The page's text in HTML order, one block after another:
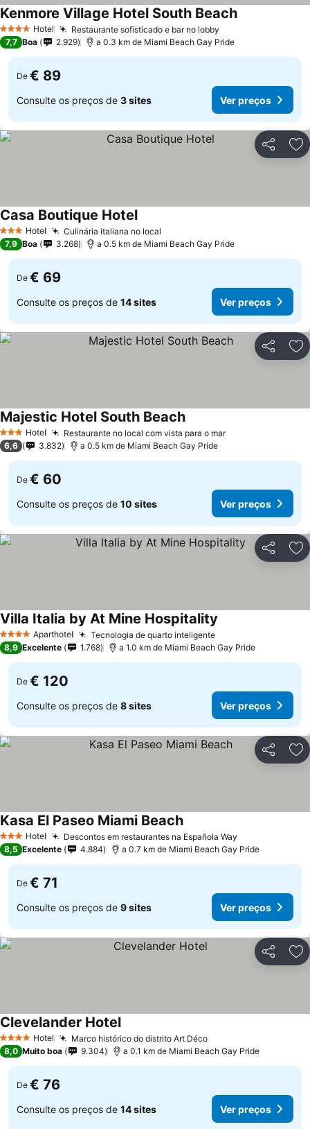
4 EstrelasHotel Restaurante sofisticado e bar no lobby
Kenmore Village Hotel South BeachVer preços
7,7 Boa 2.929 a 0.3 km de Miami Beach Gay Pride
De € 89
Consulte os preços de 3 sites Ver preços
Partilhar
3 EstrelasHotel Culinária italiana no local
Casa Boutique HotelVer preços
7,9 Boa 3.268 a 0.5 km de Miami Beach Gay Pride
De € 69
Consulte os preços de 14 sites Ver preços
Partilhar
3 EstrelasHotel Restaurante no local com vista para o marVer preços
Majestic Hotel South BeachVer preços
6,6 3.832 a 0.5 km de Miami Beach Gay Pride
De € 60
Consulte os preços de 10 sites Ver preços
Partilhar
4 EstrelasAparthotel Tecnologia de quarto inteligenteVer preços
Villa Italia by At Mine Hospitality
8,9 Excelente 1.768 a 1.0 km de Miami Beach Gay Pride
De € 120
Consulte os preços de 8 sites Ver preços
Partilhar
3 EstrelasHotel Descontos em restaurantes na Española Way
Kasa El Paseo Miami BeachVer preços
8,5 Excelente 4.884 a 0.7 km de Miami Beach Gay Pride
De € 71
Consulte os preços de 9 sites Ver preços
Partilhar
4 EstrelasHotel Marco histórico do distrito Art DécoVer preços
Clevelander HotelVer preços
8,0 Muito boa 9.304 a 0.1 km de Miami Beach Gay Pride
De € 76
Consulte os preços de 14 sites Ver preços